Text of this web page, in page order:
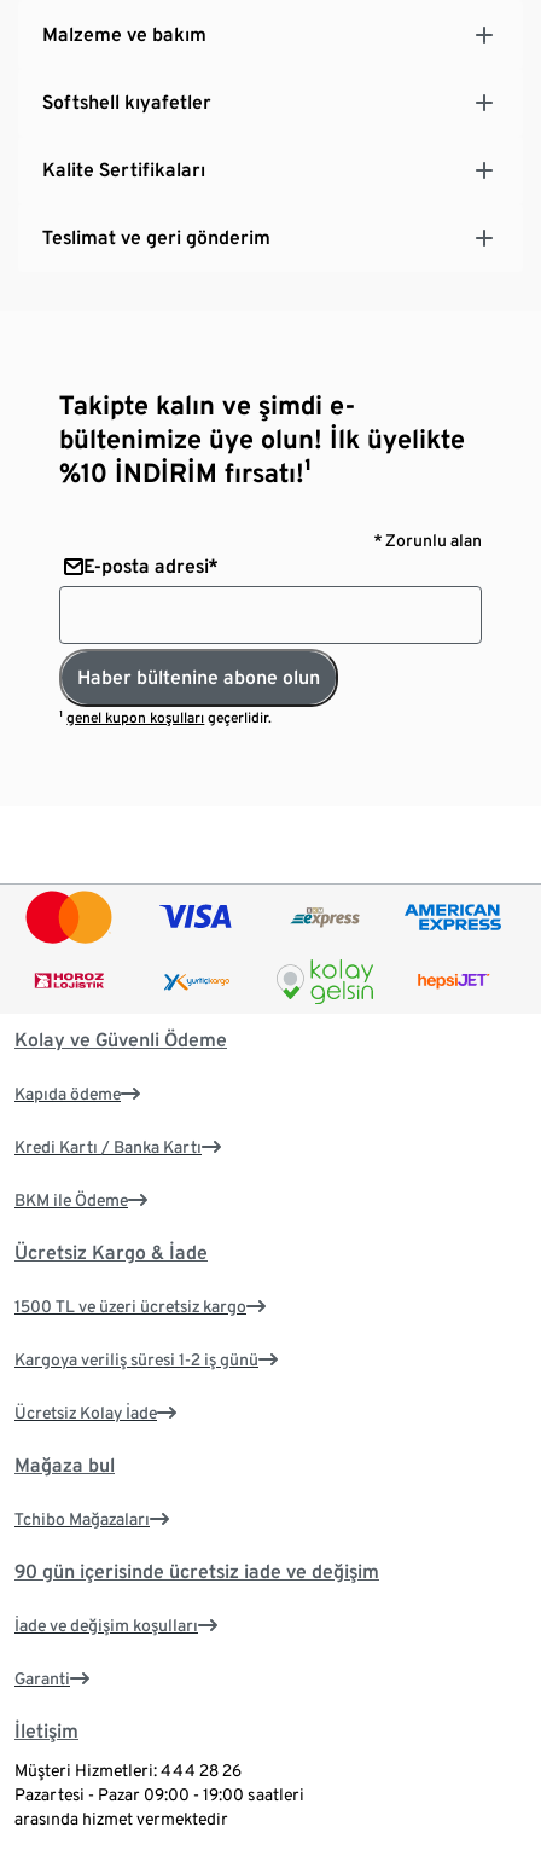
Malzeme ve bakım
Softshell kıyafetler
Kalite Sertifikaları
Teslimat ve geri gönderim
Takipte kalın ve şimdi e-
bültenimize üye olun! İlk üyelikte
%10 İNDİRİM fırsatı!¹
* Zorunlu alan
E-posta adresi*
Haber bültenine abone olun
¹genel kupon koşulları geçerlidir.
Kolay ve Güvenli Ödeme
Kapıda ödeme
Kredi Kartı / Banka Kartı
BKM ile Ödeme
Ücretsiz Kargo & İade
1500 TL ve üzeri ücretsiz kargo
Kargoya veriliş süresi 1-2 iş günü
Ücretsiz Kolay İade
Mağaza bul
Tchibo Mağazaları
90 gün içerisinde ücretsiz iade ve değişim
İade ve değişim koşulları
Garanti
İletişim
Müşteri Hizmetleri: 444 28 26
Pazartesi - Pazar 09:00 - 19:00 saatleri
arasında hizmet vermektedir